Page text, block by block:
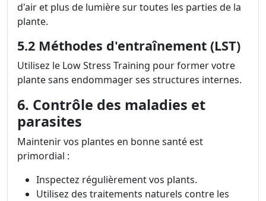
d'air et plus de lumière sur toutes les parties de la
plante.
5.2 Méthodes d'entraînement (LST)
Utilisez le Low Stress Training pour former votre
plante sans endommager ses structures internes.
6. Contrôle des maladies et
parasites
Maintenir vos plantes en bonne santé est
primordial :
Inspectez régulièrement vos plants.
Utilisez des traitements naturels contre les